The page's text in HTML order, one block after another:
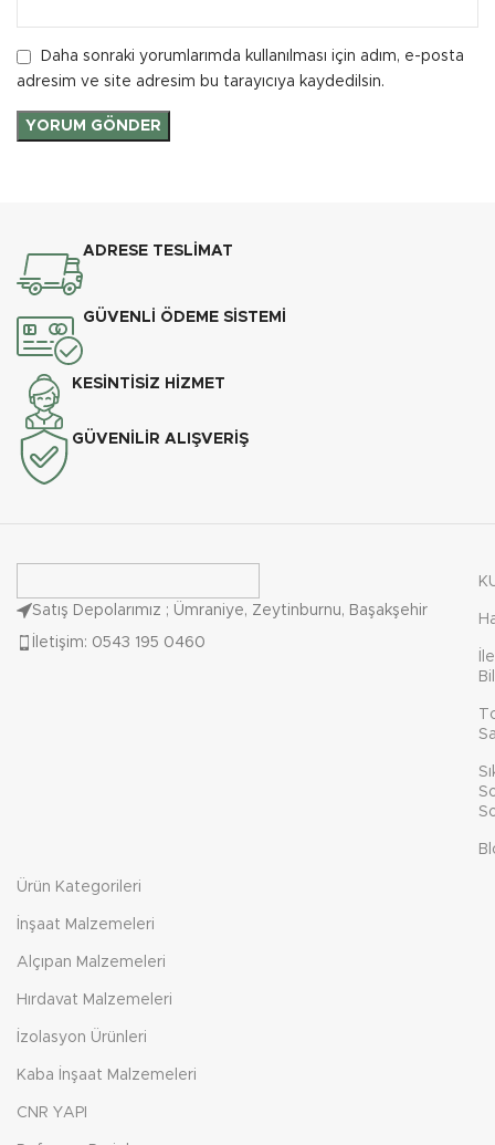
Daha sonraki yorumlarımda kullanılması için adım, e-posta
adresim ve site adresim bu tarayıcıya kaydedilsin.
ADRESE TESLİMAT
GÜVENLİ ÖDEME SİSTEMİ
KESİNTİSİZ HİZMET
GÜVENİLİR ALIŞVERİŞ
Satış Depolarımız ; Ümraniye, Zeytinburnu, Başakşehir
İletişim: 0543 195 0460
Ürün Kategorileri
İnşaat Malzemeleri
Alçıpan Malzemeleri
Hırdavat Malzemeleri
İzolasyon Ürünleri
Kaba İnşaat Malzemeleri
CNR YAPI